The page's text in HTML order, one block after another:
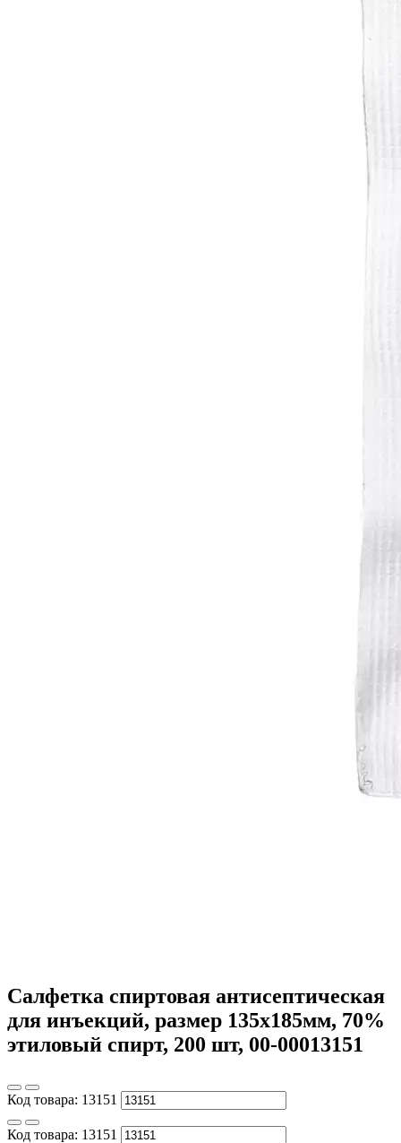
Салфетка спиртовая антисептическая
для инъекций, размер 135х185мм, 70%
этиловый спирт, 200 шт, 00-00013151
Код товара: 13151
Код товара: 13151